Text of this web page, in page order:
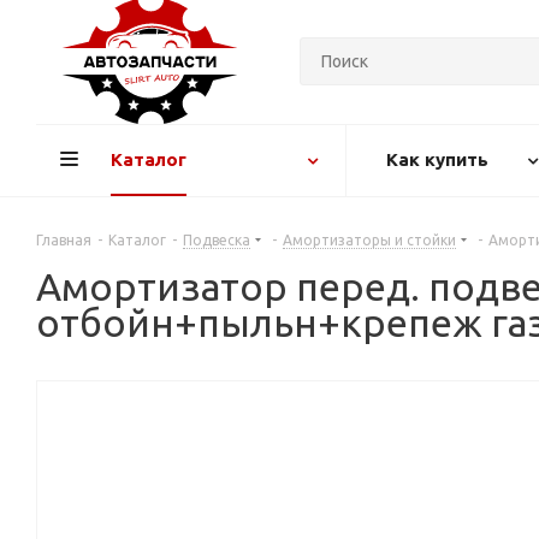
Каталог Как купить
Главная - Каталог - Подвеска - Амортизаторы и стойки -
Амортизатор перед.
отбойн+пыльн+крепеж